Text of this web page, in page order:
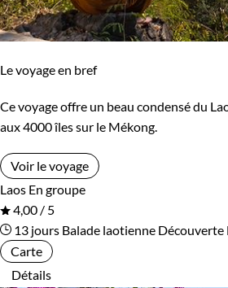
Le voyage en bref
Ce voyage offre un beau condensé du
aux 4000 îles sur le Mékong.
Voir le voyage
Laos En groupe
4,00 / 5
13 jours Balade laotienne Découverte
Carte
Détails